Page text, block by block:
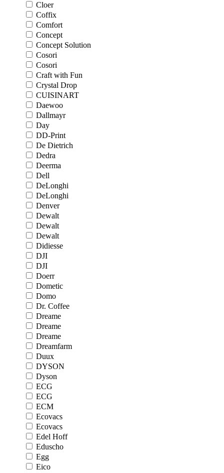
Cloer
Coffix
Comfort
Concept
Concept Solution
Cosori
Cosori
Craft with Fun
Crystal Drop
CUISINART
Daewoo
Dallmayr
Day
DD-Print
De Dietrich
Dedra
Deerma
Dell
DeLonghi
DeLonghi
Denver
Dewalt
Dewalt
Dewalt
Didiesse
DJI
DJI
Doerr
Dometic
Domo
Dr. Coffee
Dreame
Dreame
Dreame
Dreamfarm
Duux
DYSON
Dyson
ECG
ECG
ECM
Ecovacs
Ecovacs
Edel Hoff
Eduscho
Egg
Eico